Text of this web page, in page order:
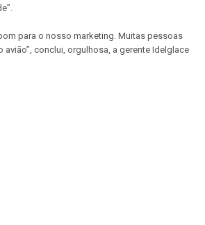
para o nosso marketing. Muitas pessoas
avião”, conclui, orgulhosa, a gerente Idelglace